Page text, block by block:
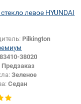
левое HYUNDAI
Pilkington
83410-38020
Предзаказ
Зеленое
Седан